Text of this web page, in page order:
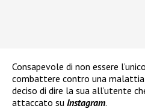
Consapevole di non essere
combattere contro una malattia
deciso di dire la sua all’utente
attaccato su Instagram.